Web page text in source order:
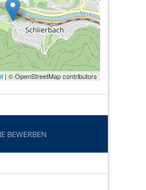
| © OpenStreetMap contributors
BEWERBEN